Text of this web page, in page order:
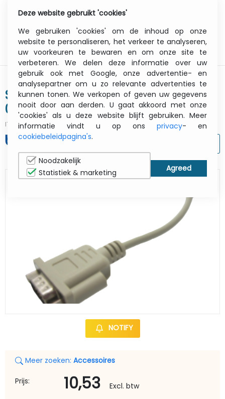
Serial Interface Adapter (pa-sca-
001)
ITCurry #:07358210 | Article #: PASCA001
NOTIFY
Meer zoeken: Accessoires
Prijs: 10,53
Excl. btw
Deze website gebruikt 'cookies'
We gebruiken 'cookies' om de inhoud op onze
website te personaliseren, het verkeer te analyseren,
uw voorkeuren te bewaren en om onze site te
verbeteren. We delen deze informatie over uw
gebruik ook met Google, onze advertentie- en
analysepartner om u zo relevante advertenties te
kunnen tonen. We verkopen of geven uw gegevens
nooit door aan derden. U gaat akkoord met onze
'cookies' als u deze website blijft gebruiken. Meer
informatie vindt u op ons privacy- en
cookiebeleidpagina's.
Noodzakelijk
Statistiek & marketing